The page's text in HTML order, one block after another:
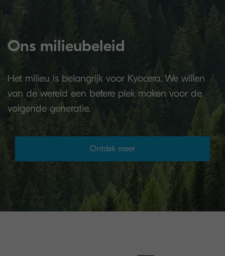
Ons milieubeleid
Het milieu is belangrijk voor Kyocera. We willen
van de wereld een betere plek maken voor de
volgende generatie.
Ontdek meer